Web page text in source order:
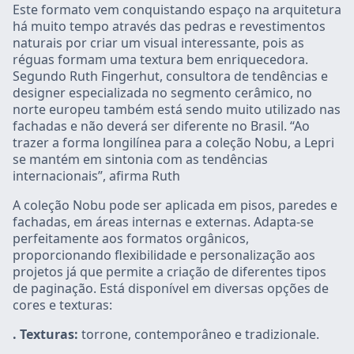
Este formato vem conquistando espaço na arquitetura
há muito tempo através das pedras e revestimentos
naturais por criar um visual interessante, pois as
réguas formam uma textura bem enriquecedora.
Segundo Ruth Fingerhut, consultora de tendências e
designer especializada no segmento cerâmico, no
norte europeu também está sendo muito utilizado nas
fachadas e não deverá ser diferente no Brasil. “Ao
trazer a forma longilínea para a coleção Nobu, a Lepri
se mantém em sintonia com as tendências
internacionais”, afirma Ruth
A coleção Nobu pode ser aplicada em pisos, paredes e
fachadas, em áreas internas e externas. Adapta-se
perfeitamente aos formatos orgânicos,
proporcionando flexibilidade e personalização aos
projetos já que permite a criação de diferentes tipos
de paginação. Está disponível em diversas opções de
cores e texturas:
. Texturas: torrone, contemporâneo e tradizionale.